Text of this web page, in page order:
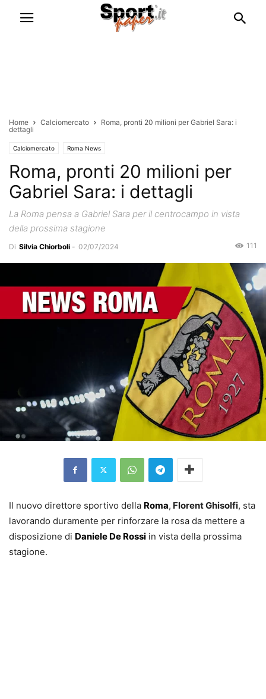
Home Calciomercato
Roma, pronti 20 milioni per Gabriel Sara: i
dettagli
Calciomercato Roma News
Roma, pronti 20 milioni per
Gabriel Sara: i dettagli
La Roma pensa a Gabriel Sara per il centrocampo in vista
della prossima stagione
Di Silvia Chiorboli - 02/07/2024 111
Il nuovo direttore sportivo della Roma, Florent Ghisolfi, sta
lavorando duramente per rinforzare la rosa da mettere a
disposizione di Daniele De Rossi in vista della prossima
stagione.